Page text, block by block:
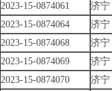
2023-15-0874061
济宁
2023-15-0874064
济宁
2023-15-0874068
济宁
2023-15-0874069
济宁
2023-15-0874070 济宁